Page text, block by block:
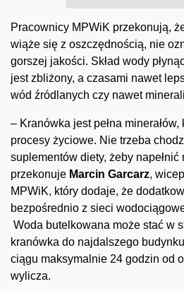
Pracownicy MPWiK przekonują,
wiąże się z oszczędnością, nie
gorszej jakości. Skład wody
jest zbliżony, a czasami nawet
wód źródlanych czy nawet
– Kranówka jest pełna
procesy życiowe. Nie trzeba
suplementów diety, żeby napełnić
przekonuje Marcin Garcarz,
MPWiK, który dodaje, że
bezpośrednio z sieci
Woda butelkowana może stać w
kranówka do najdalszego
ciągu maksymalnie 24 godzin od
wylicza.